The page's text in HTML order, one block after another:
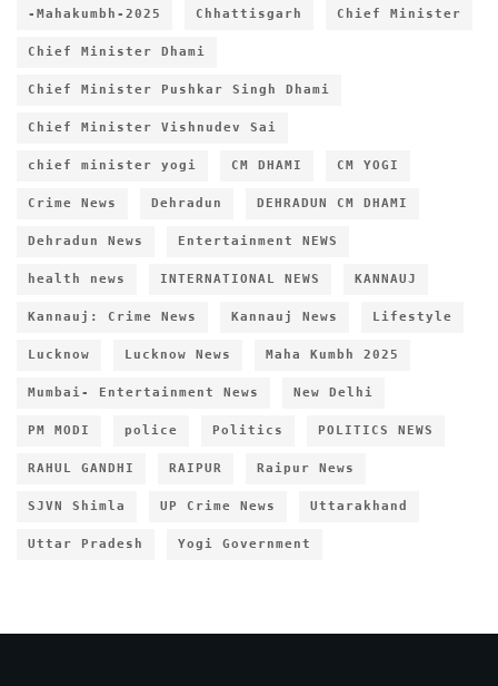
-Mahakumbh-2025 Chhattisgarh Chief Minister
Chief Minister Dhami
Chief Minister Pushkar Singh Dhami
Chief Minister Vishnudev Sai
chief minister yogi CM DHAMI CM YOGI
Crime News Dehradun DEHRADUN CM DHAMI
Dehradun News Entertainment NEWS
health news INTERNATIONAL NEWS KANNAUJ
Kannauj: Crime News Kannauj News Lifestyle
Lucknow Lucknow News Maha Kumbh 2025
Mumbai- Entertainment News New Delhi
PM MODI police Politics POLITICS NEWS
RAHUL GANDHI RAIPUR Raipur News
SJVN Shimla UP Crime News Uttarakhand
Uttar Pradesh Yogi Government